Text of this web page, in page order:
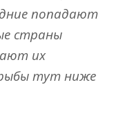
попадают
страны
их
тут ниже